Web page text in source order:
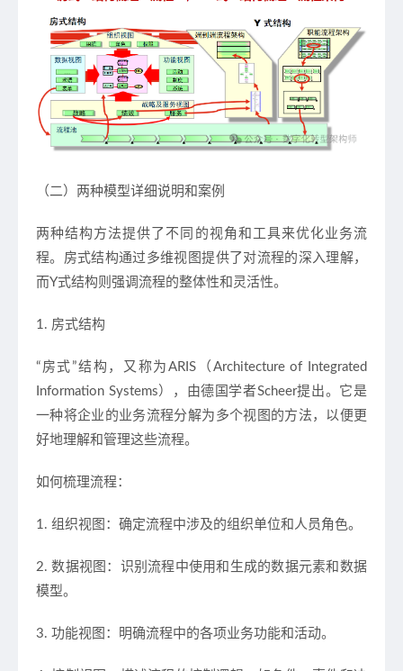
（二）两种模型详细说明和案例
两种结构方法提供了不同的视角和工具来优化业务流
程。房式结构通过多维视图提供了对流程的深入理解，
而Y式结构则强调流程的整体性和灵活性。
1. 房式结构
“房式”结构，又称为ARIS（Architecture of Integrated
Information Systems），由德国学者Scheer提出。它是
一种将企业的业务流程分解为多个视图的方法，以便更
好地理解和管理这些流程。
如何梳理流程：
1. 组织视图：确定流程中涉及的组织单位和人员角色。
2. 数据视图：识别流程中使用和生成的数据元素和数据
模型。
3. 功能视图：明确流程中的各项业务功能和活动。